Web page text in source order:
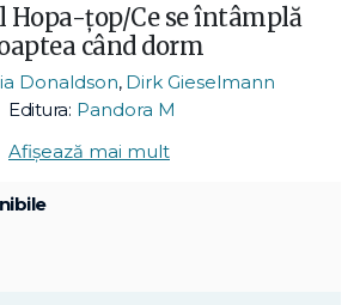
Hopa-țop/Ce se întâmplă
când dorm
Donaldson, Dirk Gieselmann
Editura: Pandora M
Afișează mai mult